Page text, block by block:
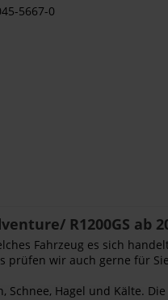
5667-0
R1200GS ab
Fahrzeug es sich
prüfen wir auch gerne für
Hagel und Kälte.